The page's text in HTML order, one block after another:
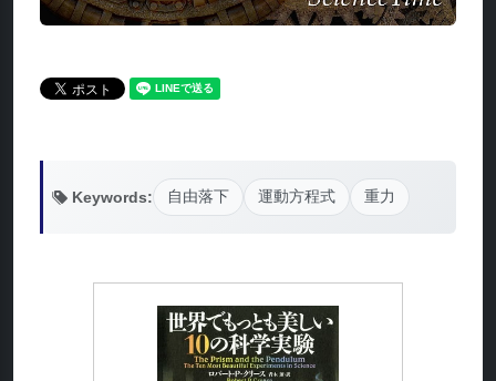
Keywords: 自由落下 運動方程式 重力